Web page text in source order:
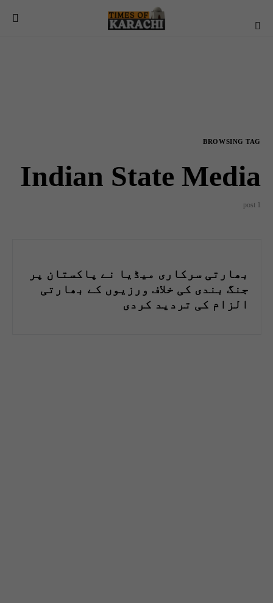
BROWSING TAG
Indian State Media
1 post
بھارتی سرکاری میڈیا نے پاکستان پر
جنگ بندی کی خلاف ورزیوں کے بھارتی
الزام کی تردید کردی